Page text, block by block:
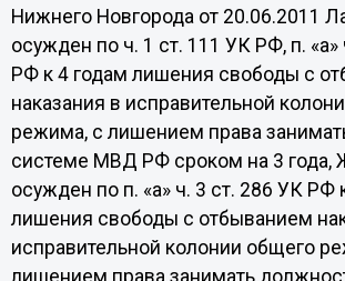
Нижнего Новгорода от 20.06.2011
осужден по ч. 1 ст. 111 УК РФ, п. «а»
РФ к 4 годам лишения свободы с
наказания в исправительной
режима, с лишением права
системе МВД РФ сроком на 3 года,
осужден по п. «а» ч. 3 ст. 286 УК РФ
лишения свободы с отбыванием
исправительной колонии общего
лишением права занимать